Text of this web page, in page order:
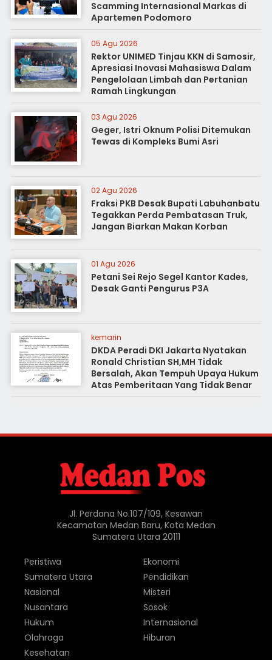
Scamming Internasional Markas di
Apartemen Podomoro
05 Agu 2026
Rektor UNIMED Tinjau KKN di Samosir,
Apresiasi Inovasi Mahasiswa Dalam
Pengelolaan Limbah dan Pertanian
Ramah Lingkungan
03 Agu 2026
Geger, Istri Oknum Polisi Ditemukan
Tewas di Kompleks Bumi Asri
02 Agu 2026
Fraksi PKB Desak Bupati Labuhanbatu
Tegakkan Perda Pembatasan Truk,
Jangan Biarkan Makan Korban
01 Agu 2026
Petani Sei Rejo Segel Kantor Kades,
Desak Ganti Pengurus P3A
kemarin
DKDA Peradi DKI Jakarta Nyatakan
Ronald Christian SH,MH Tidak
Bersalah, Akan Tempuh Upaya Hukum
Atas Pemberitaan Yang Tidak Benar
Jl. Perdana No.107/109, Kesawan
Kecamatan Medan Baru, Kota Medan
Sumatera Utara 20111
Peristiwa
Sumatera Utara
Nasional
Nusantara
Hukum
Olahraga
Ekonomi
Pendidikan
Misteri
Sosok
Internasional
Hiburan
Kesehatan